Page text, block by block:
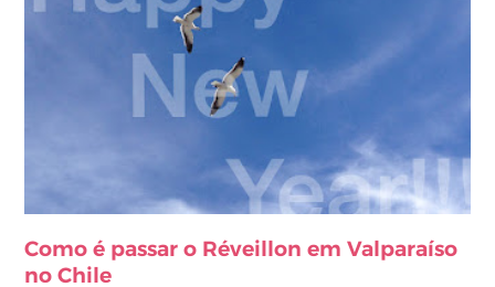
Consultoria de Viagens de Luxo
Como é passar o Réveillon em Valparaíso
no Chile